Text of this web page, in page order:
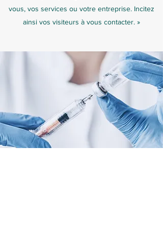
vous, vos services ou votre entreprise. Incitez
ainsi vos visiteurs à vous contacter. »